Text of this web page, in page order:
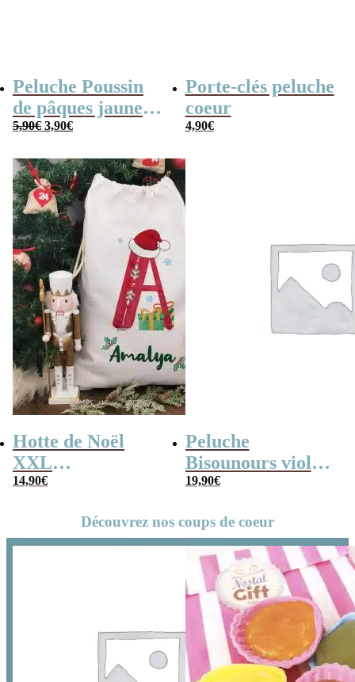
Peluche Poussin
de pâques jaune
(14cm)
5,90€ Le
était :
5,90€.
3,90€Le
est :
3,90€.
Porte-clés peluche
coeur
4,90€
Hotte de Noël
XXL
personnalisée –
14,90€
Peluche
Bisounours violet
(21cm) –
Version 2019
19,90€
Découvrez nos coups de coeur